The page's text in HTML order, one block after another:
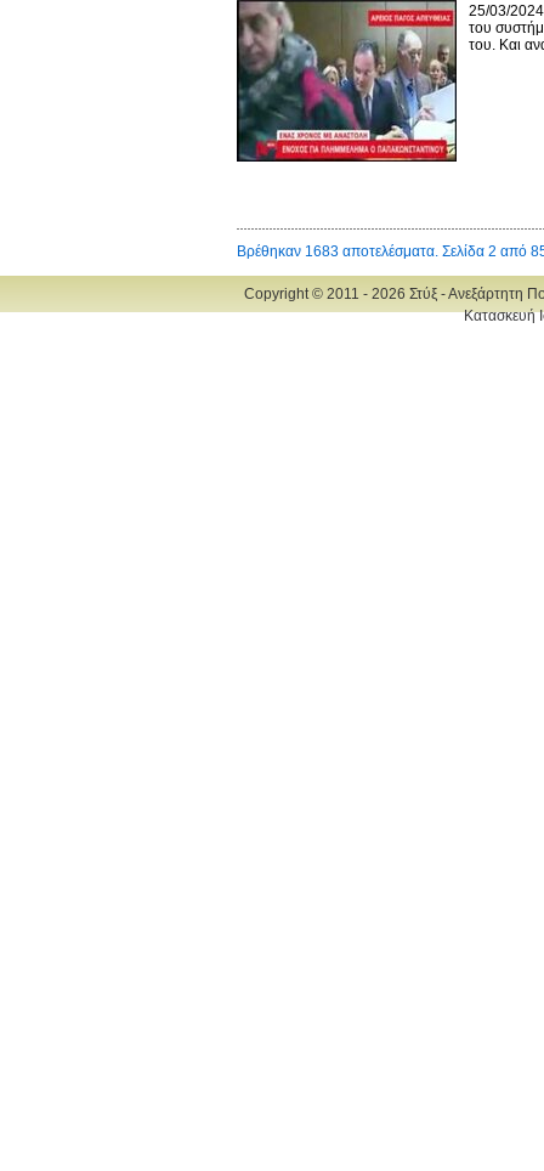
25/03/2024
του
του. Και
Βρέθηκαν 1683 αποτελέσματα. Σελίδα 2 από
Copyright © 2011 - 2026 Στύξ - Ανεξάρτητη
Κατασκευή